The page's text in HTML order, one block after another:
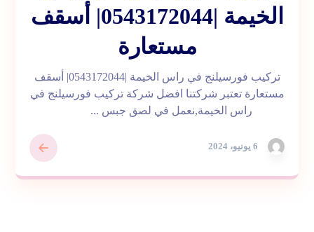
الخيمة |0543172044| أسقف
مستعارة
6 يونيو، 2024
تركيب فورسيلنج في راس الخيمة |0543172044| أسقف
مستعارة تعتبر شركتنا افضل شركة تركيب فورسيلنج في
راس الخيمة,نعمل في لصق جبس ...